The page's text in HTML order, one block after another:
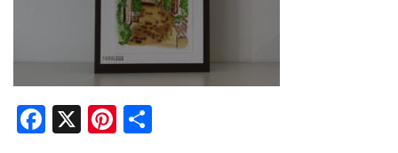
Facebook
X Pinterest